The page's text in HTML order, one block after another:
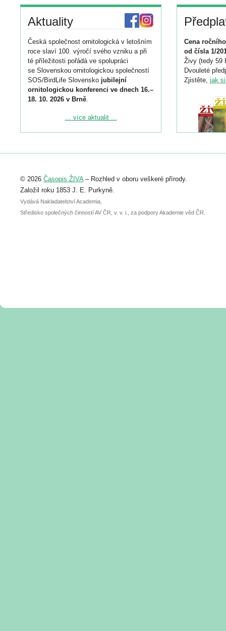
Aktuality
Česká společnost ornitologická v letošním
roce slaví 100. výročí svého vzniku a při
té příležitosti pořádá ve spolupráci
se Slovenskou ornitologickou společností
SOS/BirdLife Slovensko jubilejní
ornitologickou konferenci ve dnech 16.–
18. 10. 2026 v Brně.
Podrobnější informace ke konferenci
Registrovat se můžete do 6. září.
abstraktu přihlášené přednášky nebo
posteru je už 30. června.
... více aktualit ...
Cena
od čísla 1/
Živy (tedy 59
Dvouleté
Zjistěte, jak
© 2026 Časopis ŽIVA– Rozhled v oboru veškeré přírody.
Založil roku 1853 J. E. Purkyně.
Vydává Nakladatelství Academia,
Středisko společných činností AV ČR, v. v. i., za podpory Akademie věd ČR.